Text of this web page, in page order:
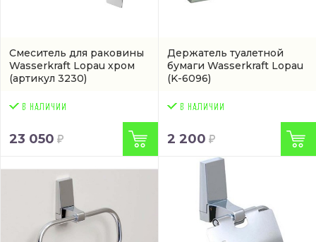
Смеситель для раковины
Wasserkraft Lopau хром
(артикул 3230)
23 050
Держатель туалетной
бумаги Wasserkraft Lopau
(K-6096)
2 200